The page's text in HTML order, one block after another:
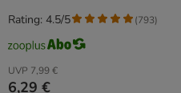
UVP 7,99 €
6,29 €
Rating: 4.5/5 (793)